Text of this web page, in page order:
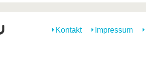
Kontakt Impressum